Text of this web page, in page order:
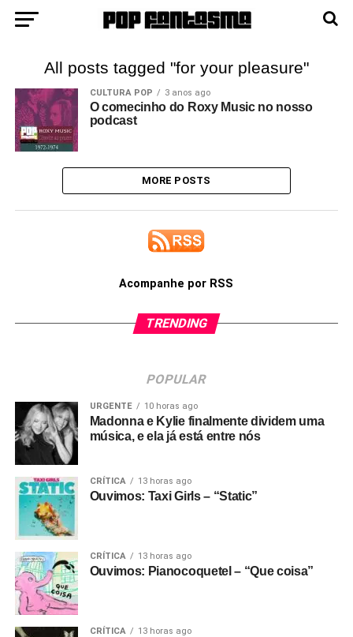
All posts tagged "for your pleasure"
CULTURA POP 3 anos ago
O comecinho do Roxy Music no nosso
podcast
MORE POSTS
Acompanhe por RSS
TRENDING
POPULAR
URGENTE 10 horas ago
Madonna e Kylie finalmente dividem uma
música, e ela já está entre nós
CRÍTICA 13 horas ago
Ouvimos: Taxi Girls – “Static”
CRÍTICA 13 horas ago
Ouvimos: Pianocoquetel – “Que coisa”
CRÍTICA 13 horas ago